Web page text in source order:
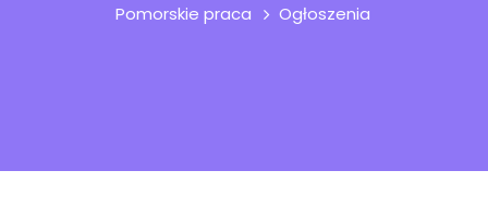
Pomorskie praca Ogłoszenia